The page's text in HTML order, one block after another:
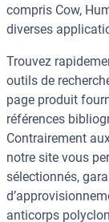
compris Cow,
diverses
Trouvez
outils de
page produit
références
Contrairement
notre site vous
sélectionnés,
anticorps